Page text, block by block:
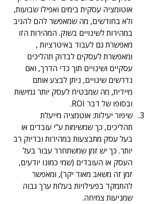
אוטומציה עסקית בימים ואפילו שבועות,
ולא בחודשים, מה שמאפשר להם להגיב
במהירות לשינויים בשוק. המהירות הזו
מאפשרת גם לעבוד באיטרציות ,
ומאפשרת לעסקים לבדוק תהליכים
עסקיים ושינויים תוך כדי הדרך, ואם
נדרשים שינויים, ניתן לבצע אותם
מיידית, מה שמבטיח לעסק יותר גמישות
ובסופו של דבר ROI.
שיפור יעילות: אוטמציה מייעלת
תהליכים, כך שמשימות ע"י עובדים או
בעל עסק מתבצעות במהירות ובדיוק רב
יותר. כך יש זמן שמשתחרר עבור בעל
העסק או העובדים (שמי כמונו יודעים,
זמן זה משאב מאוד יקר), ומאפשר
להתמקד בפעילויות בעלות ערך גבוה
שמניעות צמיחה.